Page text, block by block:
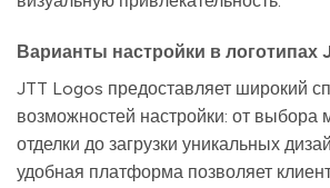
Варианты настройки в логотипах
JTT Logos предоставляет широкий
возможностей настройки: от выбора
отделки до загрузки уникальных
удобная платформа позволяет